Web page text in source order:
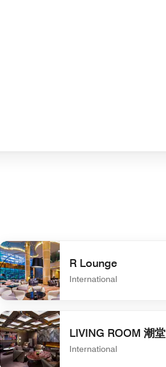
R Lounge
International
undefined R Lounge
LIVING ROOM 潮堂
International